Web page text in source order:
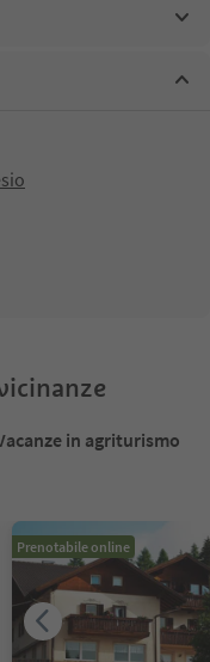
in agriturismo
Prenotabile online